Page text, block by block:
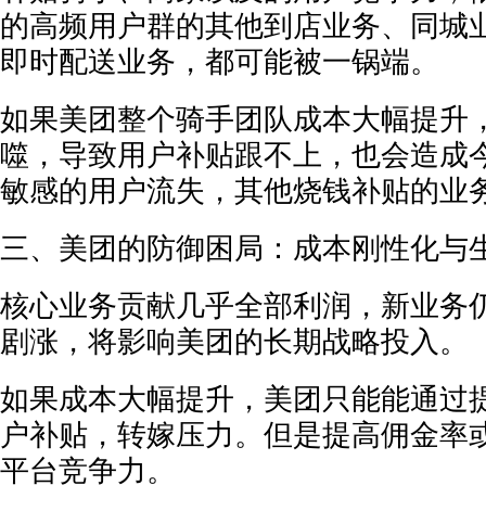
的高频用户群的其他到店业务、同城
即时配送业务，都可能被一锅端。
如果美团整个骑手团队成本大幅提升
噬，导致用户补贴跟不上，也会造成
敏感的用户流失，其他烧钱补贴的业
三、美团的防御困局：成本刚性化与
核心业务贡献几乎全部利润，新业务
剧涨，将影响美团的长期战略投入。
如果成本大幅提升，美团只能能通过
户补贴，转嫁压力。但是提高佣金率
平台竞争力。